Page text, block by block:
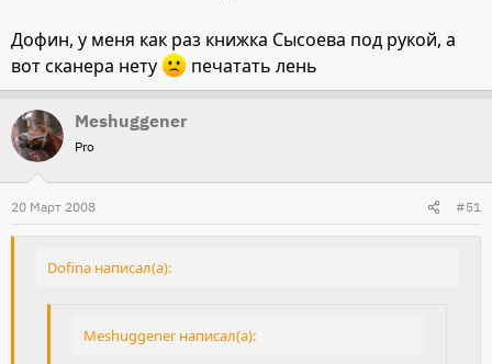
Дофин, у меня как раз книжка Сысоева под рукой, а
вот сканера нету
печатать лень
Meshuggener
Pro
20 Март 2008 #51
Dofina написал(а):
Meshuggener написал(а):